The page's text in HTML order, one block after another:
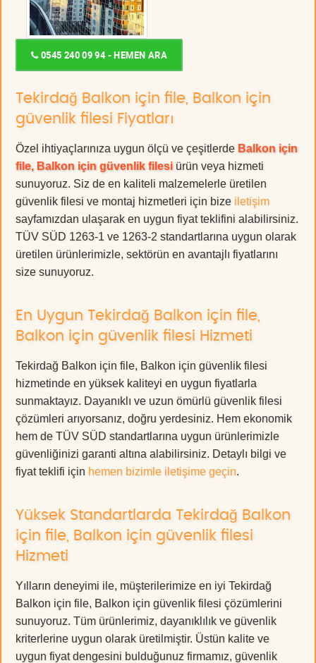
0545 240 09 94 - HEMEN ARA
Tekirdağ Balkon için file, Balkon için
güvenlik filesi Fiyatları
Özel ihtiyaçlarınıza uygun ölçü ve çeşitlerde Balkon için
file, Balkon için güvenlik filesi ürün veya hizmeti
sunuyoruz. Siz de en kaliteli malzemelerle üretilen
güvenlik filesi ve montaj hizmetleri için bize iletişim
sayfamızdan ulaşarak en uygun fiyat teklifini alabilirsiniz.
TÜV SÜD 1263-1 ve 1263-2 standartlarına uygun olarak
üretilen ürünlerimizle, sektörün en avantajlı fiyatlarını
size sunuyoruz.
En Uygun Tekirdağ Balkon için file,
Balkon için güvenlik filesi Hizmeti
Tekirdağ Balkon için file, Balkon için güvenlik filesi
hizmetinde en yüksek kaliteyi en uygun fiyatlarla
sunmaktayız. Dayanıklı ve uzun ömürlü güvenlik filesi
çözümleri arıyorsanız, doğru yerdesiniz. Hem ekonomik
hem de TÜV SÜD standartlarına uygun ürünlerimizle
güvenliğinizi garanti altına alabilirsiniz. Detaylı bilgi ve
fiyat teklifi için hemen bizimle iletişime geçin.
Yüksek Standartlarda Tekirdağ Balkon
için file, Balkon için güvenlik filesi
Hizmeti
Yılların deneyimi ile, müşterilerimize en iyi Tekirdağ
Balkon için file, Balkon için güvenlik filesi çözümlerini
sunuyoruz. Tüm ürünlerimiz, dayanıklılık ve güvenlik
kriterlerine uygun olarak üretilmiştir. Üstün kalite ve
uygun fiyat dengesini bulduğunuz firmamız, güvenlik